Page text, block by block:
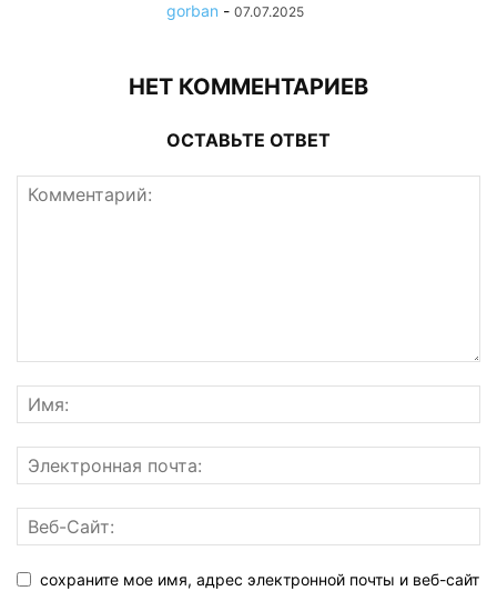
gorban - 07.07.2025
НЕТ КОММЕНТАРИЕВ
ОСТАВЬТЕ ОТВЕТ
сохраните мое имя, адрес электронной почты и веб-сайт